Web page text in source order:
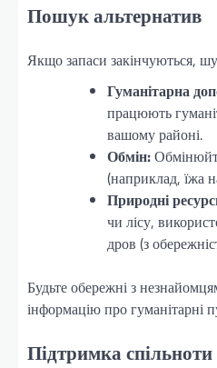
Пошук альтернатив
Якщо запаси закінчуються,
Гуманітарна
працюють
вашому районі.
Обмін:
(наприклад, їжа
Природні
чи лісу,
дров (з
Будьте обережні з
інформацію про гуманітарні
Підтримка спільноти